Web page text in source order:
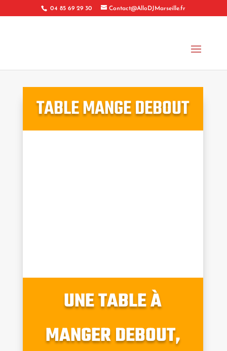
04 85 69 29 30 Contact@AlloDJMarseille.fr
TABLE MANGE DEBOUT
UNE TABLE À
MANGER DEBOUT,